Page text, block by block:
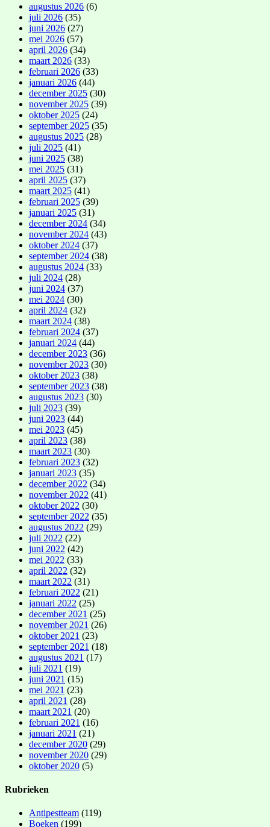
augustus 2026 (6)
juli 2026 (35)
juni 2026 (27)
mei 2026 (57)
april 2026 (34)
maart 2026 (33)
februari 2026 (33)
januari 2026 (44)
december 2025 (30)
november 2025 (39)
oktober 2025 (24)
september 2025 (35)
augustus 2025 (28)
juli 2025 (41)
juni 2025 (38)
mei 2025 (31)
april 2025 (37)
maart 2025 (41)
februari 2025 (39)
januari 2025 (31)
december 2024 (34)
november 2024 (43)
oktober 2024 (37)
september 2024 (38)
augustus 2024 (33)
juli 2024 (28)
juni 2024 (37)
mei 2024 (30)
april 2024 (32)
maart 2024 (38)
februari 2024 (37)
januari 2024 (44)
december 2023 (36)
november 2023 (30)
oktober 2023 (38)
september 2023 (38)
augustus 2023 (30)
juli 2023 (39)
juni 2023 (44)
mei 2023 (45)
april 2023 (38)
maart 2023 (30)
februari 2023 (32)
januari 2023 (35)
december 2022 (34)
november 2022 (41)
oktober 2022 (30)
september 2022 (35)
augustus 2022 (29)
juli 2022 (22)
juni 2022 (42)
mei 2022 (33)
april 2022 (32)
maart 2022 (31)
februari 2022 (21)
januari 2022 (25)
december 2021 (25)
november 2021 (26)
oktober 2021 (23)
september 2021 (18)
augustus 2021 (17)
juli 2021 (19)
juni 2021 (15)
mei 2021 (23)
april 2021 (28)
maart 2021 (20)
februari 2021 (16)
januari 2021 (21)
december 2020 (29)
november 2020 (29)
oktober 2020 (5)
Rubrieken
Antipestteam (119)
Boeken (199)